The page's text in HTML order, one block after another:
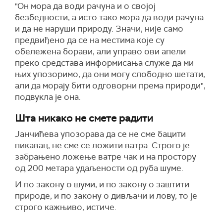
"Он мора да води рачуна и о својој
безбедности, а исто тако мора да води рачуна
и да не наруши природу. Значи, није само
предвиђено да се на местима које су
обележена борави, али управо ови апели
преко средстава информисања служе да ми
њих упозоримо, да они могу слободно шетати,
али да морају бити одговорни према природи",
подвукла је она.
Шта никако не смете радити
Јанчићева упозорава да се не сме бацити
пикавац, не сме се ложити ватра. Строго је
забрањено ложење ватре чак и на простору
од 200 метараудаљености одруба шуме.
И по закону о шуми, и по закону о заштити
природе, и по закону о дивљачи и лову, то је
строго кажњиво, истиче.